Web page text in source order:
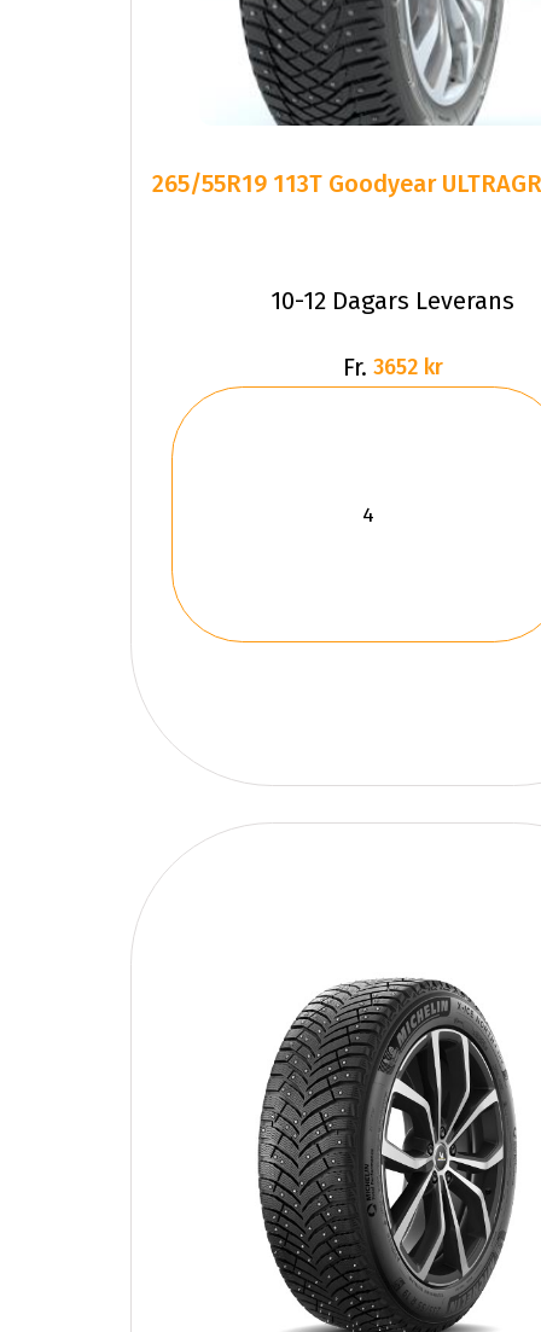
265/55R19 113T Goodyear
10-12 Dagars Leverans
Fr. 3652 kr